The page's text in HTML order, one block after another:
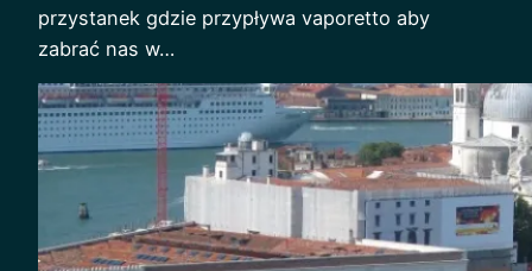
przystanek gdzie przypływa vaporetto aby
zabrać nas w…